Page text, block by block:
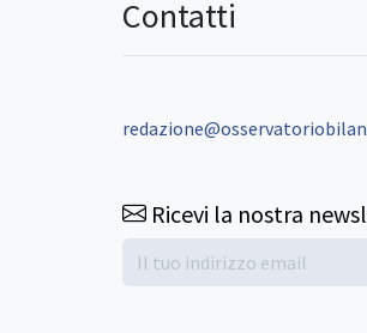
Contatti
Ricevi la nostra